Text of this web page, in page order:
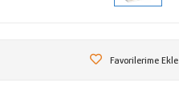
Favorilerime Ekle